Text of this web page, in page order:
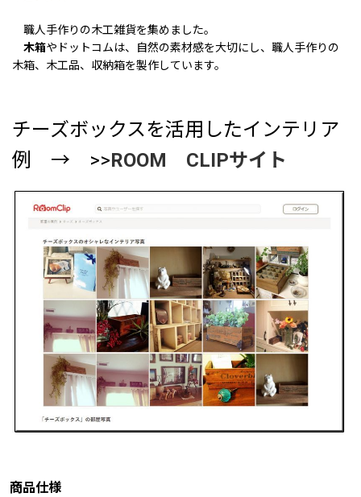
職人手作りの木工雑貨を集めました。
木箱やドットコムは、自然の素材感を大切にし、職人手作りの
木箱、木工品、収納箱を製作しています。
チーズボックスを活用したインテリア
例 → >>ROOM CLIPサイト
商品仕様